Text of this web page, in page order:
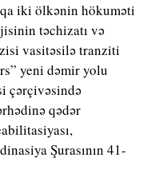
iki ölkənin hökuməti
təchizatı və
vasitəsilə tranziti
yeni dəmir yolu
çərçivəsində
qədər
Şurasının 41-